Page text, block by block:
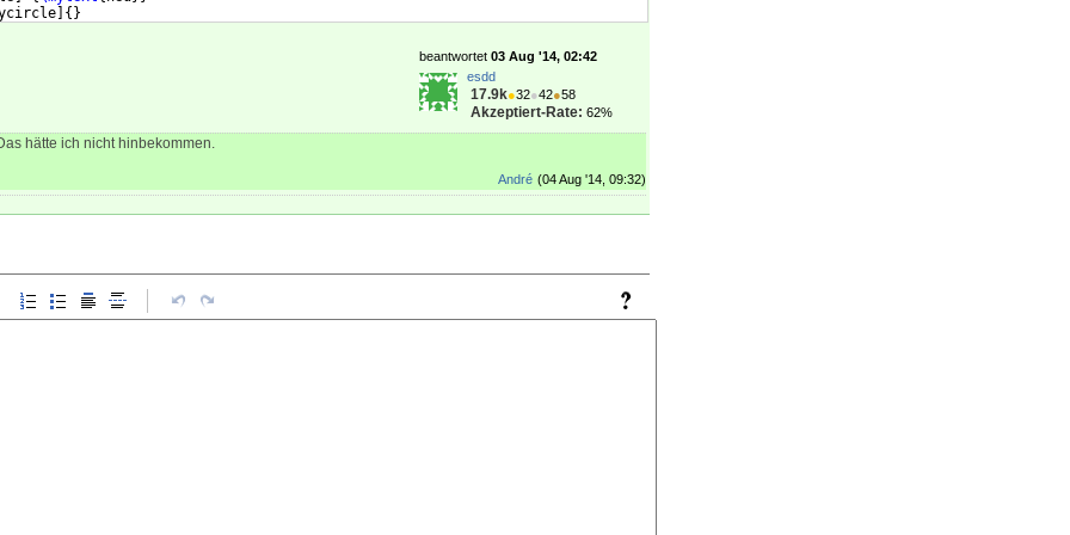
{ }
beantwortet 03 Aug '14, 02:42
esdd
17.9k●32●42●58
Akzeptiert-Rate: 62%
hätte ich nicht hinbekommen.
(04 Aug '14, 09:32)
André